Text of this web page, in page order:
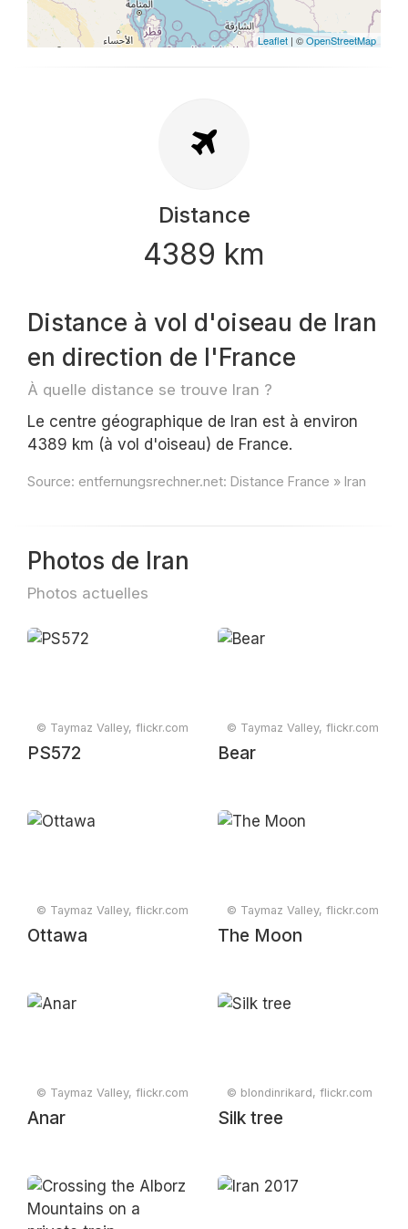
Leaflet | ©OpenStreetMap
Distance
4389 km
Distance à vol d'oiseau de Iran
en direction de l'France
À quelle distance se trouve Iran ?
Le centre géographique de Iran est à environ
4389 km (à vol d'oiseau) de France.
Source: entfernungsrechner.net: Distance France » Iran
Photos de Iran
Photos actuelles
© Taymaz Valley, flickr.com
PS572
© Taymaz Valley, flickr.com
Bear
© Taymaz Valley, flickr.com
Ottawa
© Taymaz Valley, flickr.com
The Moon
© Taymaz Valley, flickr.com
Anar
© blondinrikard, flickr.com
Silk tree